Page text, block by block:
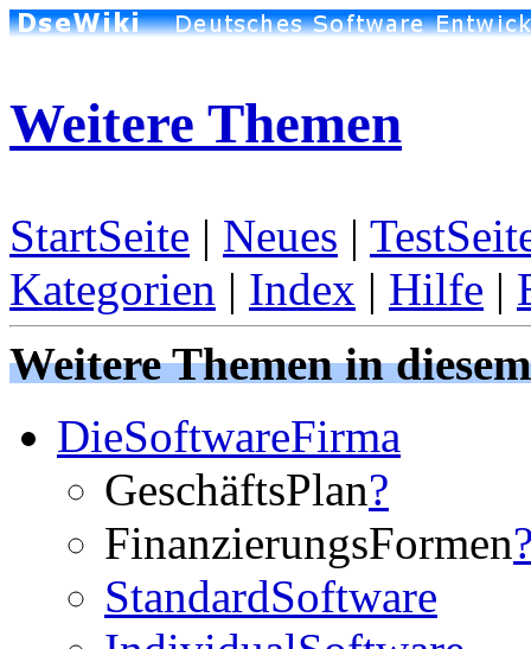
Weitere Themen
StartSeite | Neues |
Kategorien | Index | Hilfe |
Weitere Themen in
DieSoftwareFirma
GeschäftsPlan?
FinanzierungsFormen
StandardSoftware